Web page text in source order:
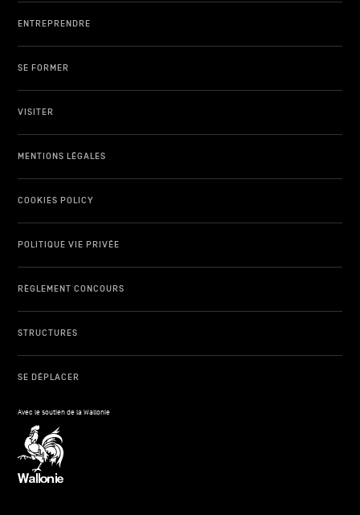
ENTREPRENDRE
SE FORMER
VISITER
MENTIONS LÉGALES
COOKIES POLICY
POLITIQUE VIE PRIVÉE
RÈGLEMENT CONCOURS
STRUCTURES
SE DÉPLACER
Avec le soutien de la Wallonie